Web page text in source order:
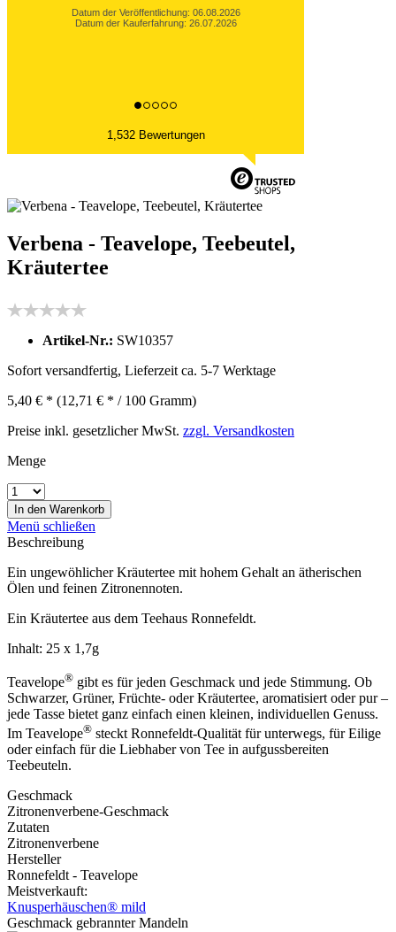
Datum der Veröffentlichung: 06.08.2026
Datum der Kauferfahrung: 27.07.2026
1,532 Bewertungen
Verbena - Teavelope, Teebeutel,
Kräutertee
Artikel-Nr.: SW10357
Sofort versandfertig, Lieferzeit ca. 5-7 Werktage
5,40 € * (12,71 € * / 100 Gramm)
Preise inkl. gesetzlicher MwSt. zzgl. Versandkosten
Menge
In den Warenkorb
Menü schließen
Beschreibung
Ein ungewöhlicher Kräutertee mit hohem Gehalt an ätherischen
Ölen und feinen Zitronennoten.
Ein Kräutertee aus dem Teehaus Ronnefeldt.
Inhalt: 25 x 1,7g
Teavelope® gibt es für jeden Geschmack und jede Stimmung. Ob
Schwarzer, Grüner, Früchte- oder Kräutertee, aromatisiert oder pur –
jede Tasse bietet ganz einfach einen kleinen, individuellen Genuss.
Im Teavelope® steckt Ronnefeldt-Qualität für unterwegs, für Eilige
oder einfach für die Liebhaber von Tee in aufgussbereiten
Teebeuteln.
Geschmack
Zitronenverbene-Geschmack
Zutaten
Zitronenverbene
Hersteller
Ronnefeldt - Teavelope
Meistverkauft:
Knusperhäuschen® mild
Geschmack gebrannter Mandeln